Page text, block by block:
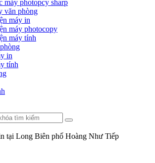
máy photopcy sharp
văn phòng
máy in
máy photocopy
máy tính
in
tính
tại Long Biên phố Hoàng Như Tiếp